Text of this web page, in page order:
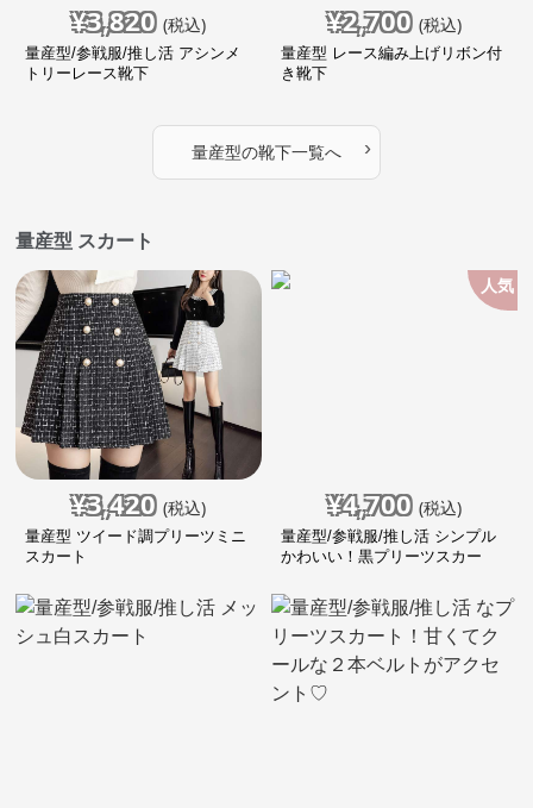
¥3,820 (税込)
量産型/参戦服/推し活 アシンメ
トリーレース靴下
¥2,700 (税込)
量産型 レース編み上げリボン付
き靴下
量産型の靴下一覧へ ›
量産型 スカート
¥3,420 (税込)
量産型 ツイード調プリーツミニ
スカート
人気
¥4,700 (税込)
量産型/参戦服/推し活 シンプル
かわいい！黒プリーツスカー